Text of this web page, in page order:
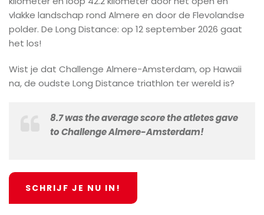
vlakke landschap rond Almere en door de Flevolandse
polder. De Long Distance: op 12 september 2026 gaat
het los!
Wist je dat Challenge Almere-Amsterdam, op Hawaii
na, de oudste Long Distance triathlon ter wereld is?
8.7 was the average score the atletes gave
to Challenge Almere-Amsterdam!
SCHRIJF JE NU IN!